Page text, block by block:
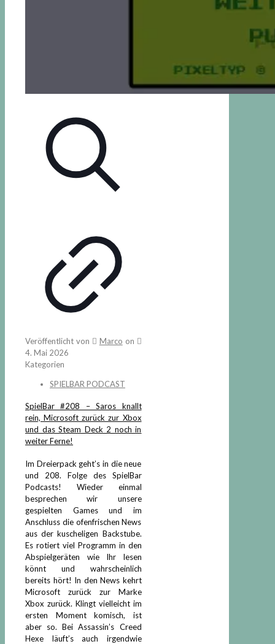
Veröffentlicht von Marco on
4. Mai 2026
Kategorien
SPIELBAR PODCAST
SpielBar #208 – Saros knallt
rein, Microsoft zurück zur Xbox
und das Steam Deck 2 noch in
weiter Ferne!
Im Dreierpack geht’s in die neue
und 208. Folge des SpielBar
Podcasts! Wieder einmal
besprechen wir unsere
gespielten Games und im
Anschluss die ofenfrischen News
aus der kuscheligen Backstube.
Es rotiert viel Programm in den
Abspielgeräten wie Ihr lesen
könnt und wahrscheinlich
bereits hört! In den News kehrt
Microsoft zurück zur Marke
Xbox zurück. Klingt vielleicht im
ersten Moment komisch, ist
aber so. Bei Assassin’s Creed
Hexe läuft’s auch irgendwie